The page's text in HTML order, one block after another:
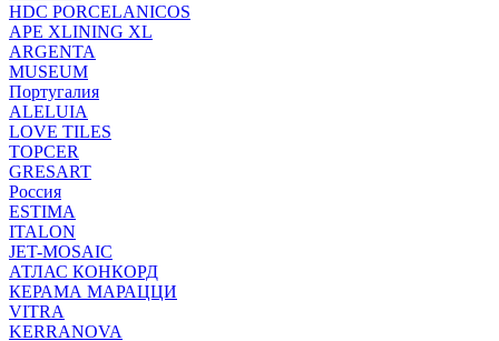
HDC PORCELANICOS
APE XLINING XL
ARGENTA
MUSEUM
Португалия
ALELUIA
LOVE TILES
TOPCER
GRESART
Россия
ESTIMA
ITALON
JET-MOSAIC
АТЛАС КОНКОРД
КЕРАМА МАРАЦЦИ
VITRA
KERRANOVA